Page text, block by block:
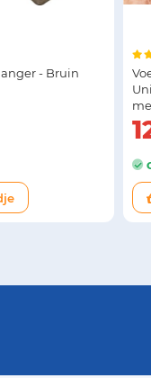
- Bruin